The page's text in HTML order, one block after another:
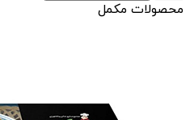
محصولات مکمل